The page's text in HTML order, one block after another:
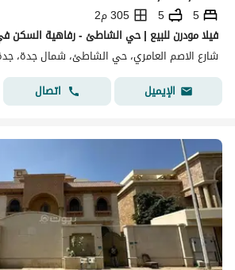
5
5
305 م2
فيلا مودرن للبيع | حي الشاطئ - رفاهية السكن
شارع الاصم العامري، حي الشاطئ، شمال جدة،
الإيميل
اتصال